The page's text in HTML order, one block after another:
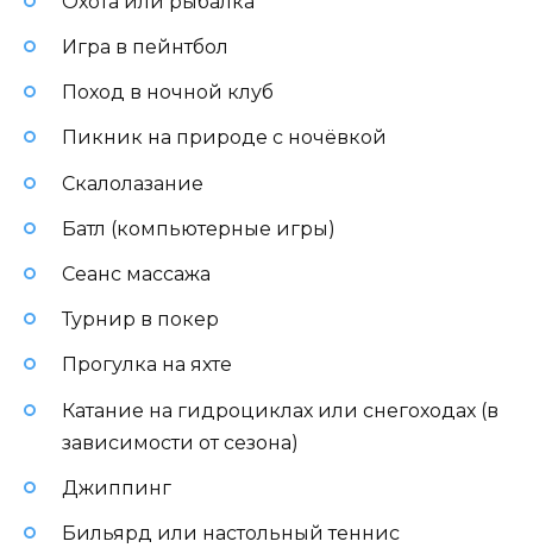
Игра в пейнтбол
Поход в ночной клуб
Пикник на природе с ночёвкой
Скалолазание
Батл (компьютерные игры)
Сеанс массажа
Турнир в покер
Прогулка на яхте
Катание на гидроциклах или снегоходах (в
зависимости от сезона)
Джиппинг
Бильярд или настольный теннис